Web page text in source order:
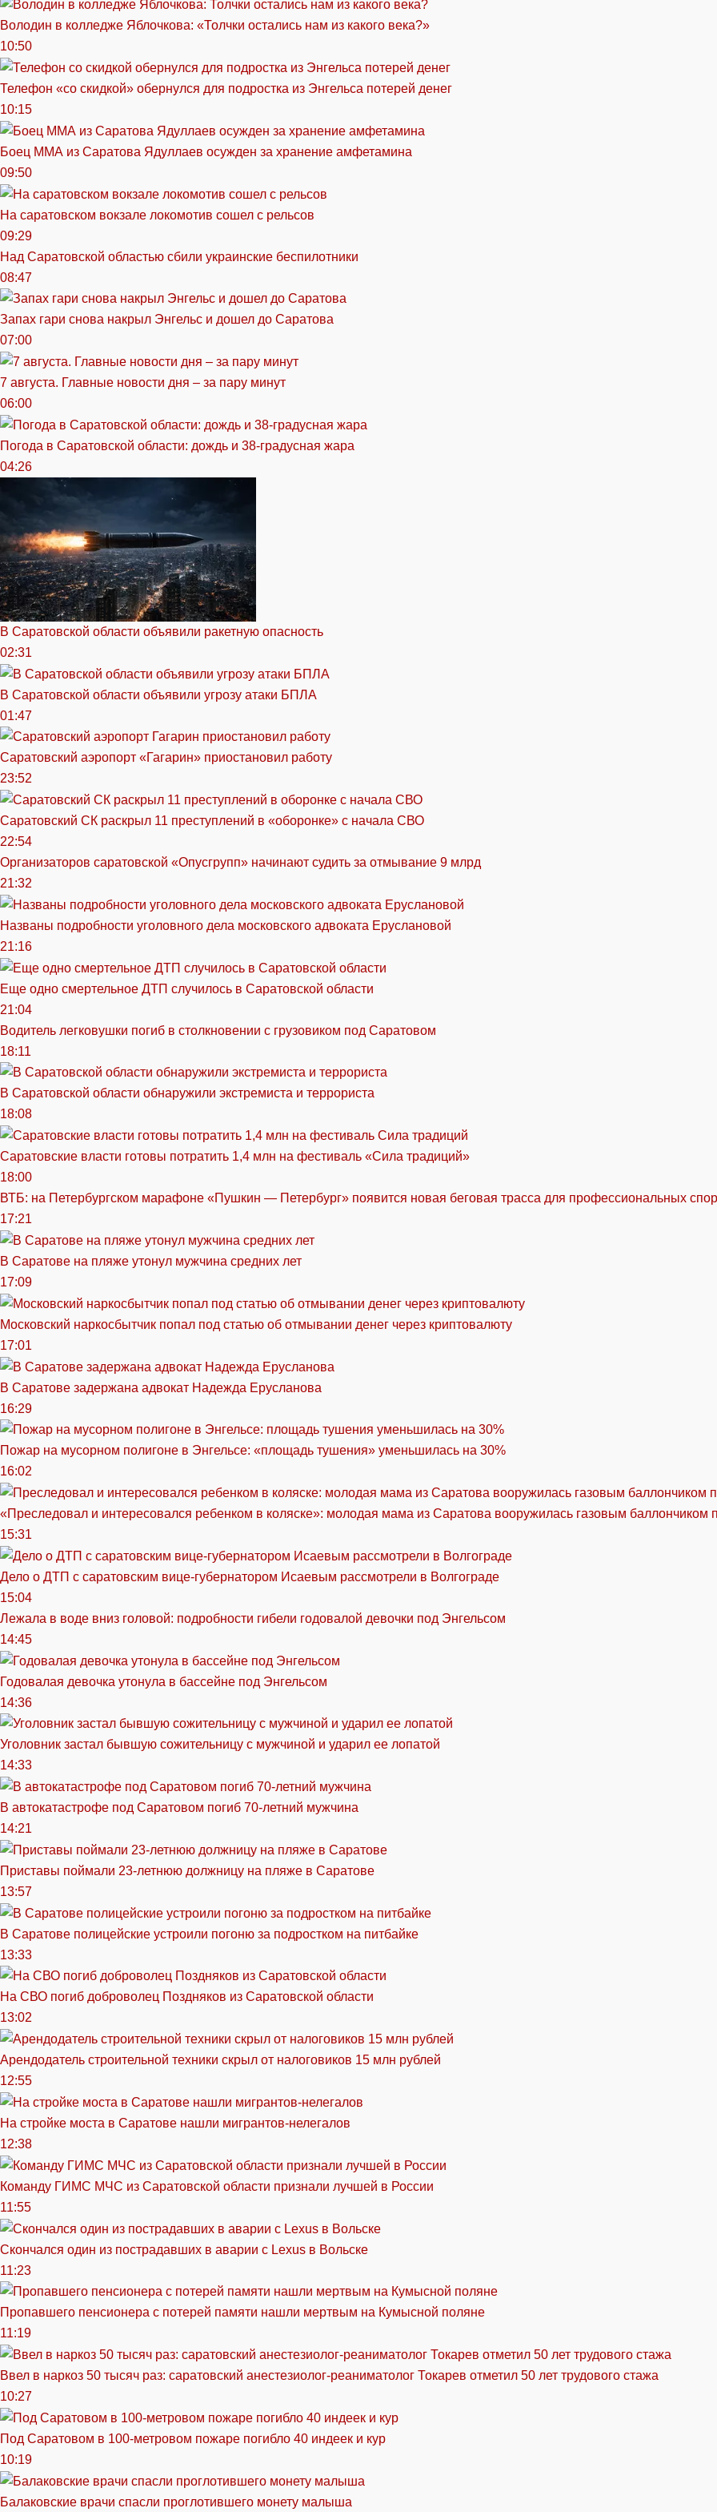
Володин в колледже Яблочкова: «Толчки остались нам из какого века?»
10:50
Телефон «со скидкой» обернулся для подростка из Энгельса потерей денег
10:15
Боец ММА из Саратова Ядуллаев осужден за хранение амфетамина
09:50
На саратовском вокзале локомотив сошел с рельсов
09:29
Над Саратовской областью сбили украинские беспилотники
08:47
Запах гари снова накрыл Энгельс и дошел до Саратова
07:00
7 августа. Главные новости дня – за пару минут
06:00
Погода в Саратовской области: дождь и 38-градусная жара
04:26
В Саратовской области объявили ракетную опасность
02:31
В Саратовской области объявили угрозу атаки БПЛА
01:47
Саратовский аэропорт «Гагарин» приостановил работу
23:52
Саратовский СК раскрыл 11 преступлений в «оборонке» с начала СВО
22:54
Организаторов саратовской «Опусгрупп» начинают судить за отмывание 9 млрд
21:32
Названы подробности уголовного дела московского адвоката Еруслановой
21:16
Еще одно смертельное ДТП случилось в Саратовской области
21:04
Водитель легковушки погиб в столкновении с грузовиком под Саратовом
18:11
В Саратовской области обнаружили экстремиста и террориста
18:08
Саратовские власти готовы потратить 1,4 млн на фестиваль «Сила традиций»
18:00
ВТБ: на Петербургском марафоне «Пушкин — Петербург» появится новая беговая трасса для профессиональных
17:21
В Саратове на пляже утонул мужчина средних лет
17:09
Московский наркосбытчик попал под статью об отмывании денег через криптовалюту
17:01
В Саратове задержана адвокат Надежда Ерусланова
16:29
Пожар на мусорном полигоне в Энгельсе: «площадь тушения» уменьшилась на 30%
16:02
«Преследовал и интересовался ребенком в коляске»: молодая мама из Саратова вооружилась газовым баллончиком
15:31
Дело о ДТП с саратовским вице-губернатором Исаевым рассмотрели в Волгограде
15:04
Лежала в воде вниз головой: подробности гибели годовалой девочки под Энгельсом
14:45
Годовалая девочка утонула в бассейне под Энгельсом
14:36
Уголовник застал бывшую сожительницу с мужчиной и ударил ее лопатой
14:33
В автокатастрофе под Саратовом погиб 70-летний мужчина
14:21
Приставы поймали 23-летнюю должницу на пляже в Саратове
13:57
В Саратове полицейские устроили погоню за подростком на питбайке
13:33
На СВО погиб доброволец Поздняков из Саратовской области
13:02
Арендодатель строительной техники скрыл от налоговиков 15 млн рублей
12:55
На стройке моста в Саратове нашли мигрантов-нелегалов
12:38
Команду ГИМС МЧС из Саратовской области признали лучшей в России
11:55
Скончался один из пострадавших в аварии c Lexus в Вольске
11:23
Пропавшего пенсионера с потерей памяти нашли мертвым на Кумысной поляне
11:19
Ввел в наркоз 50 тысяч раз: саратовский анестезиолог-реаниматолог Токарев отметил 50 лет трудового стажа
10:27
Под Саратовом в 100-метровом пожаре погибло 40 индеек и кур
10:19
Балаковские врачи спасли проглотившего монету малыша